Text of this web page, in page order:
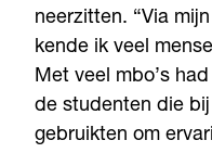
neerzitten. “Via
kende ik veel
Met veel mbo’s
de studenten die
gebruikten om